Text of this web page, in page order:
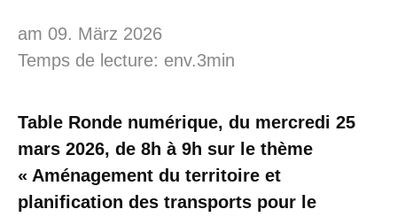
am 09. März 2026
Temps de lecture: env.3min
Table Ronde numérique, du mercredi 25
mars 2026, de 8h à 9h sur le thème
« Aménagement du territoire et
planification des transports pour le